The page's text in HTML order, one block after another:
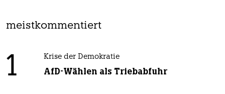
meistkommentiert
1 Krise der Demokratie
AfD-Wählen als Triebabfuhr